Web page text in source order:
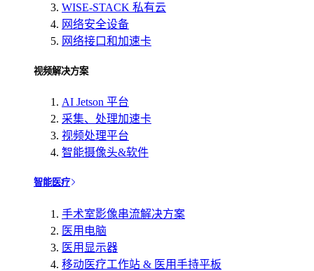
WISE-STACK 私有云
网络安全设备
网络接口和加速卡
视频解决方案
AI Jetson 平台
采集、处理加速卡
视频处理平台
智能摄像头&软件
智能医疗
手术室影像串流解决方案
医用电脑
医用显示器
移动医疗工作站 & 医用手持平板